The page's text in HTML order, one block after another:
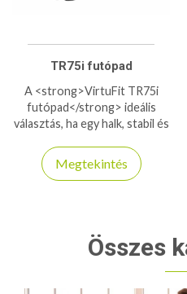
TR75i futópad
A <strong>VirtuFit TR75i
futópad</strong> ideális
választás, ha egy halk, stabil és
otthoni edzéshez. Erős
motorja és rezgéscsillapított
A többféle edzésprogrammal
könnyedén személyre
Bluetooth-kapcsolat pedig
Megtekintés
Összes